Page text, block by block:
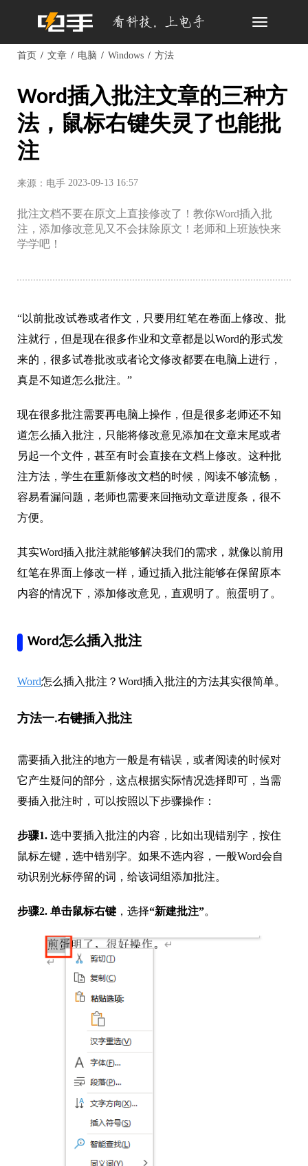
Toggle
首页 文章 电脑 Windows 方法
Word插入批注文章的三种方
法，鼠标右键失灵了也能批
注
来源：电手 2023-09-13 16:57
批注文档不要在原文上直接修改了！教你Word插入批
注，添加修改意见又不会抹除原文！老师和上班族快来
学学吧！
“以前批改试卷或者作文，只要用红笔在卷面上修改、批
注就行，但是现在很多作业和文章都是以Word的形式发
来的，很多试卷批改或者论文修改都要在电脑上进行，
真是不知道怎么批注。”
现在很多批注需要再电脑上操作，但是很多老师还不知
道怎么插入批注，只能将修改意见添加在文章末尾或者
另起一个文件，甚至有时会直接在文档上修改。这种批
注方法，学生在重新修改文档的时候，阅读不够流畅，
容易看漏问题，老师也需要来回拖动文章进度条，很不
方便。
其实Word插入批注就能够解决我们的需求，就像以前用
红笔在界面上修改一样，通过插入批注能够在保留原本
内容的情况下，添加修改意见，直观明了。煎蛋明了。
Word怎么插入批注
Word怎么插入批注？Word插入批注的方法其实很简单。
方法一.右键插入批注
需要插入批注的地方一般是有错误，或者阅读的时候对
它产生疑问的部分，这点根据实际情况选择即可，当需
要插入批注时，可以按照以下步骤操作：
步骤1. 选中要插入批注的内容，比如出现错别字，按住
鼠标左键，选中错别字。如果不选内容，一般Word会自
动识别光标停留的词，给该词组添加批注。
步骤2. 单击鼠标右键 ，选择“新建批注”。